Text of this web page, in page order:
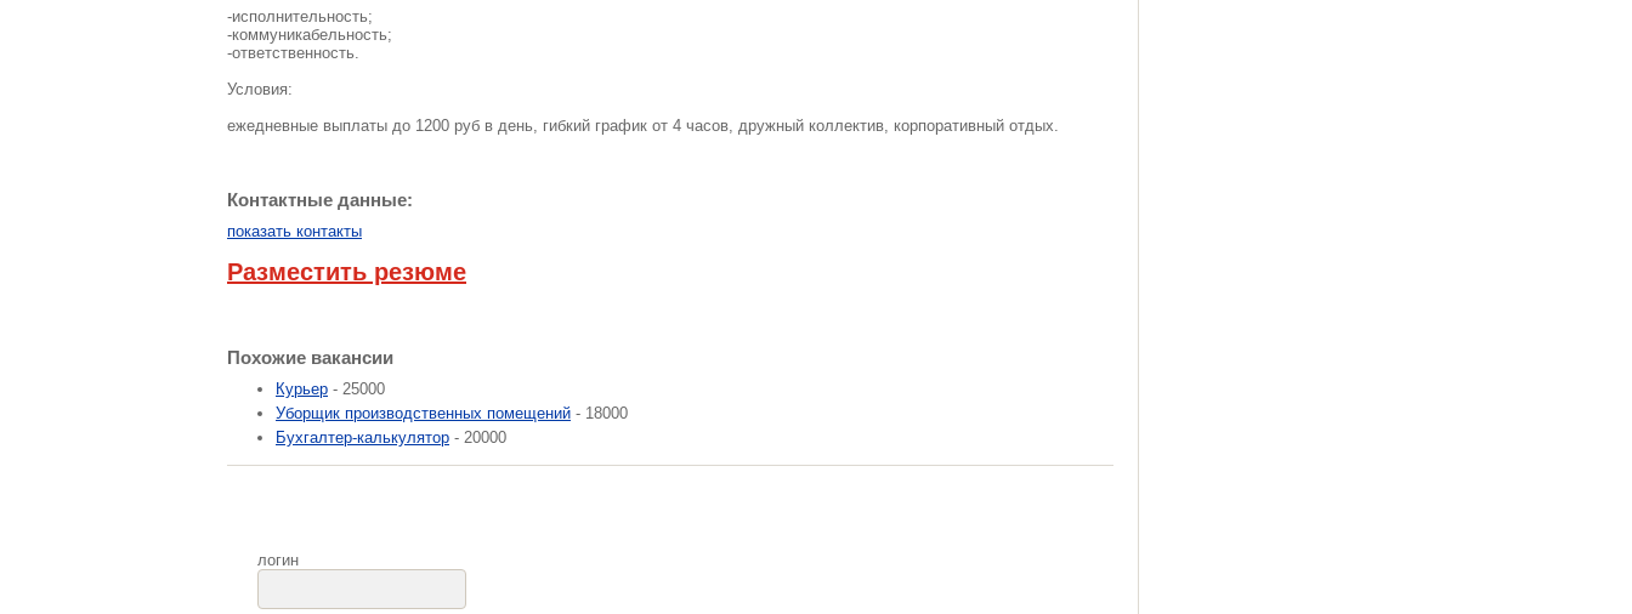
-исполнительность;
-коммуникабельность;
-ответственность.
Условия:
ежедневные выплаты до 1200 руб в день, гибкий график от 4 часов, дружный коллектив, корпоративный отдых.
Контактные данные:
показать контакты
Разместить резюме
Похожие вакансии
Курьер - 25000
Уборщик производственных помещений - 18000
Бухгалтер-калькулятор - 20000
логин